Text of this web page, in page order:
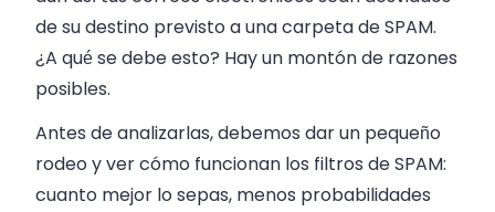
de su destino previsto a una carpeta de SPAM.
¿A qué se debe esto? Hay un montón de razones
posibles.
Antes de analizarlas, debemos dar un pequeño
rodeo y ver cómo funcionan los filtros de SPAM:
cuanto mejor lo sepas, menos probabilidades